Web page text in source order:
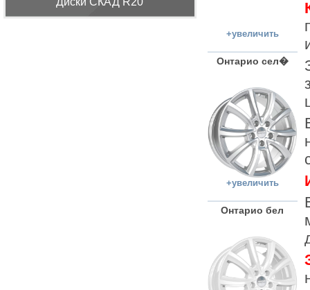
+увеличить
Онтарио сел�
+увеличить
Онтарио бел